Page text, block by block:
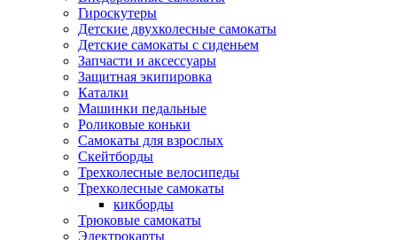
Гироскутеры
Детские двухколесные самокаты
Детские самокаты с сиденьем
Запчасти и аксессуары
Защитная экипировка
Каталки
Машинки педальные
Роликовые коньки
Самокаты для взрослых
Скейтборды
Трехколесные велосипеды
Трехколесные самокаты
кикборды
Трюковые самокаты
Электрокарты